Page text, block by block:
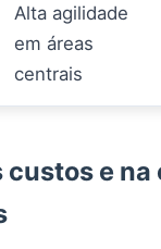
Alta agilidade
em áreas
centrais
e na